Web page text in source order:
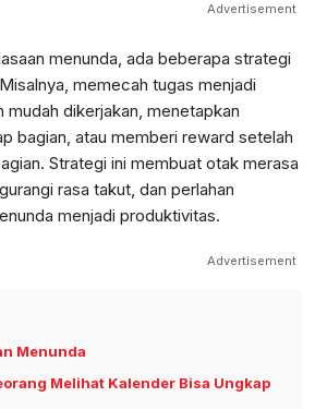
Advertisement
menunda, ada beberapa strategi
memecah tugas menjadi
mudah dikerjakan, menetapkan
bagian, atau memberi reward setelah
Strategi ini membuat otak merasa
rasa takut, dan perlahan
menjadi produktivitas.
Advertisement
Menunda
Melihat Kalender Bisa Ungkap